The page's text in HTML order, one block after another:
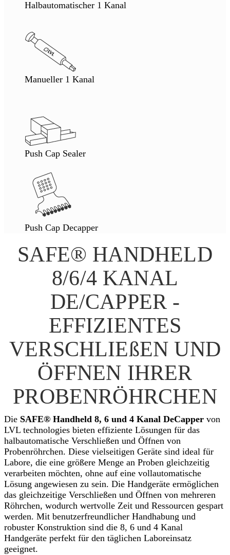
Halbautomatischer 1 Kanal
Manueller 1 Kanal
Push Cap Sealer
Push Cap Decapper
SAFE® HANDHELD
8/6/4 KANAL
DE/CAPPER -
EFFIZIENTES
VERSCHLIEßEN UND
ÖFFNEN IHRER
PROBENRÖHRCHEN
Die SAFE® Handheld 8, 6 und 4 Kanal DeCapper von
LVL technologies bieten effiziente Lösungen für das
halbautomatische Verschließen und Öffnen von
Probenröhrchen. Diese vielseitigen Geräte sind ideal für
Labore, die eine größere Menge an Proben gleichzeitig
verarbeiten möchten, ohne auf eine vollautomatische
Lösung angewiesen zu sein. Die Handgeräte ermöglichen
das gleichzeitige Verschließen und Öffnen von mehreren
Röhrchen, wodurch wertvolle Zeit und Ressourcen gespart
werden. Mit benutzerfreundlicher Handhabung und
robuster Konstruktion sind die 8, 6 und 4 Kanal
Handgeräte perfekt für den täglichen Laboreinsatz
geeignet.